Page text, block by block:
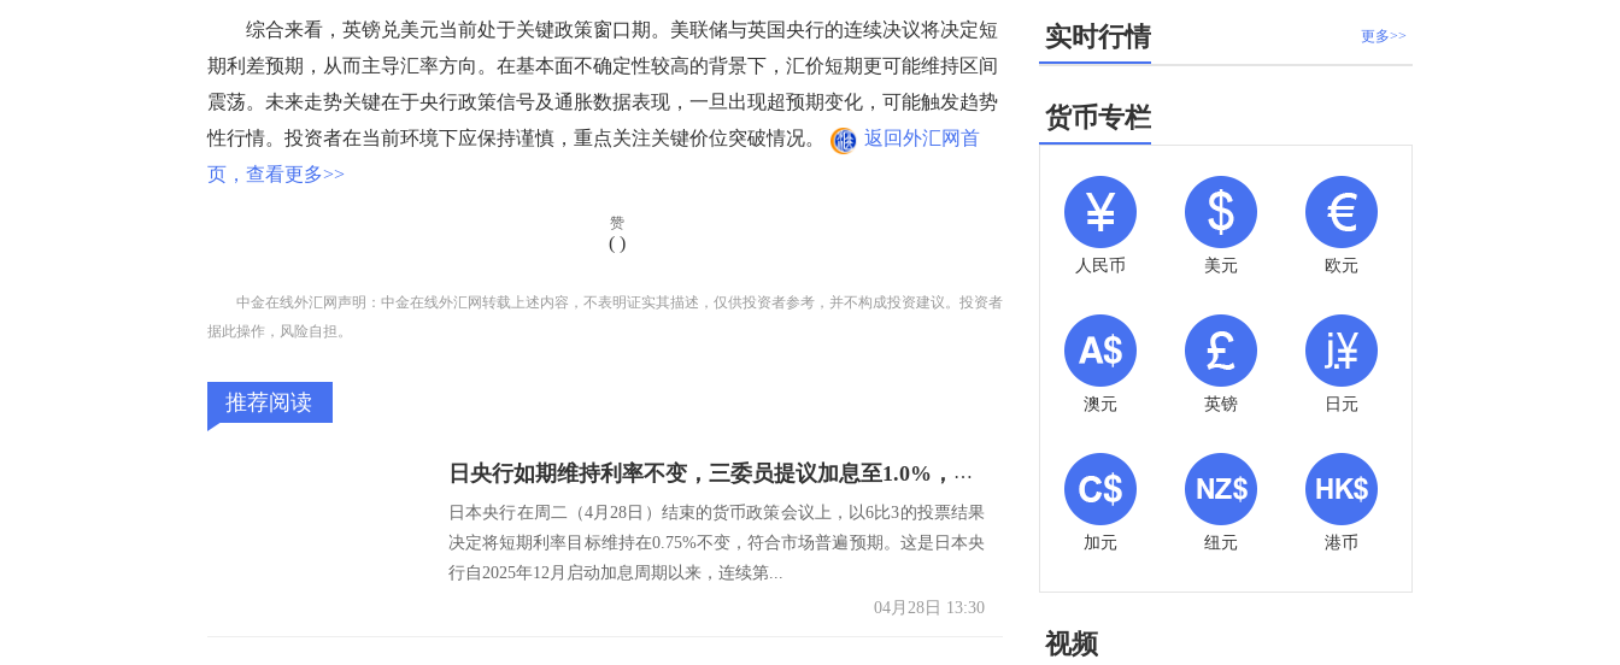
综合来看，英镑兑美元当前处于关键政策窗口期。美联储与英国央行的连续决议将决定短
期利差预期，从而主导汇率方向。在基本面不确定性较高的背景下，汇价短期更可能维持区间
震荡。未来走势关键在于央行政策信号及通胀数据表现，一旦出现超预期变化，可能触发趋势
性行情。投资者在当前环境下应保持谨慎，重点关注关键价位突破情况。
返回外汇网首
页，查看更多>>
赞
( )
中金在线外汇网声明：中金在线外汇网转载上述内容，不表明证实其描述，仅供投资者参考，并不构成投资建议。投资者
据此操作，风险自担。
推荐阅读
日央行如期维持利率不变，三委员提议加息至1.0%，美元兑日元短线下跌近40点
日本央行在周二（4月28日）结束的货币政策会议上，以6比3的投票结果
决定将短期利率目标维持在0.75%不变，符合市场普遍预期。这是日本央
行自2025年12月启动加息周期以来，连续第...
04月28日 13:30
更多>>
实时行情
货币专栏
人民币 美元 欧元
澳元 英镑 日元
加元 纽元 港币
视频